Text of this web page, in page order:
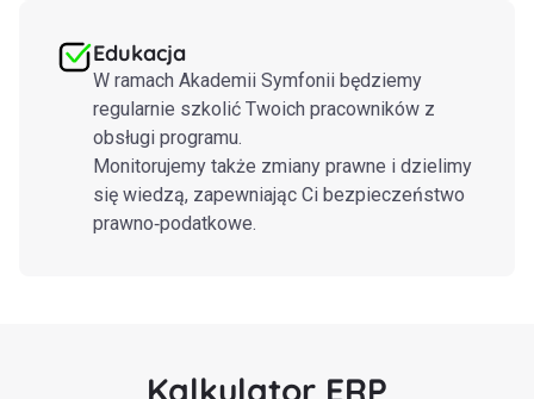
Edukacja
W ramach Akademii Symfonii będziemy
regularnie szkolić Twoich pracowników z
obsługi programu.
Monitorujemy także zmiany prawne i dzielimy
się wiedzą, zapewniając Ci bezpieczeństwo
prawno‑podatkowe.
Kalkulator ERP